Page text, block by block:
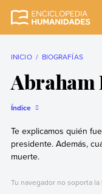
completa y más
INICIO BIOGRAFÍAS
Abraham
Índice
Te explicamos quién
presidente. Además,
muerte.
Tu navegador no soporta